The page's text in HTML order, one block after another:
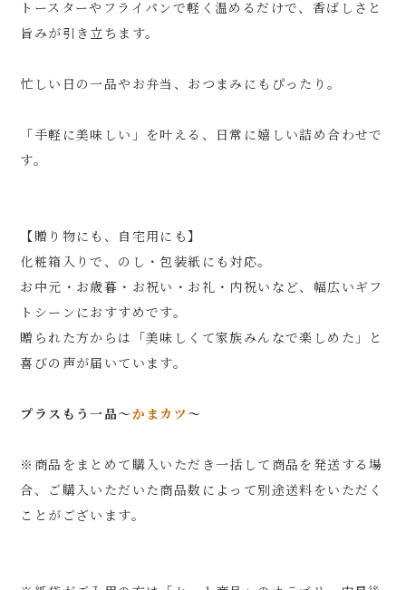
トースターやフライパンで軽く温めるだけで、香ばしさと
旨みが引き立ちます。
忙しい日の一品やお弁当、おつまみにもぴったり。
「手軽に美味しい」を叶える、日常に嬉しい詰め合わせで
す。
【贈り物にも、自宅用にも】
化粧箱入りで、のし・包装紙にも対応。
お中元・お歳暮・お祝い・お礼・内祝いなど、幅広いギフ
トシーンにおすすめです。
贈られた方からは「美味しくて家族みんなで楽しめた」と
喜びの声が届いています。
プラスもう一品～かまカツ ～
※商品をまとめて購入いただき一括して商品を発送する場
合、ご購入いただいた商品数によって別途送料をいただく
ことがございます。